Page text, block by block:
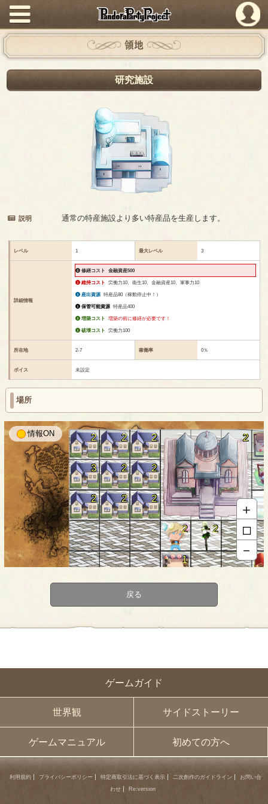
PandoraPartyProject
ゲームガイド
世界観 サイドストーリー
ゲームマニュアル 初めての方へ
領地
研究施設
説明 通常の特産施設より多い特産品を生産します。
レベル 1 最大レベル 3
詳細情報
修繕コスト 金融資産500
維持コスト 労働力10、衛生10、金融資産10、軍事力10
産出資源 特産品80（稼動停止中！）
保管可能資源 特産品400
増築コスト 増築の前に修繕が必要です！
破壊コスト 労働力100
所在地 2-7 稼働率 0％
ボイス 未設定
場所
2
2 2
2
2
3 2
2
2
2 2 2
1
情報
＋
□
－
戻る
利用規約 プライバシーポリシー 特定商取引法に基づく表示 二次創作のガイドライン
お問い合
わせ
Re:version